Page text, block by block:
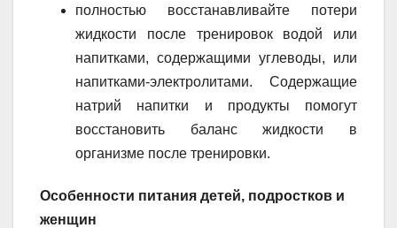
полностью восстанавливайте потери
жидкости после тренировок водой или
напитками, содержащими углеводы, или
напитками-электролитами. Содержащие
натрий напитки и продукты помогут
восстановить баланс жидкости в
организме после тренировки.
Особенности питания детей, подростков и
женщин